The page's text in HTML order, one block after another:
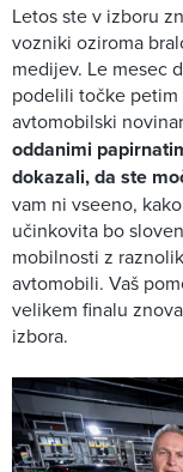
Letos ste v izboru
vozniki oziroma
medijev. Le mesec
podelili točke petim
avtomobilski
oddanimi
dokazali, da ste
vam ni vseeno,
učinkovita bo
mobilnosti z
avtomobili. Vaš
velikem finalu
izbora.